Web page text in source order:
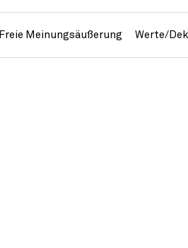
Freie Meinungsäußerung Werte/